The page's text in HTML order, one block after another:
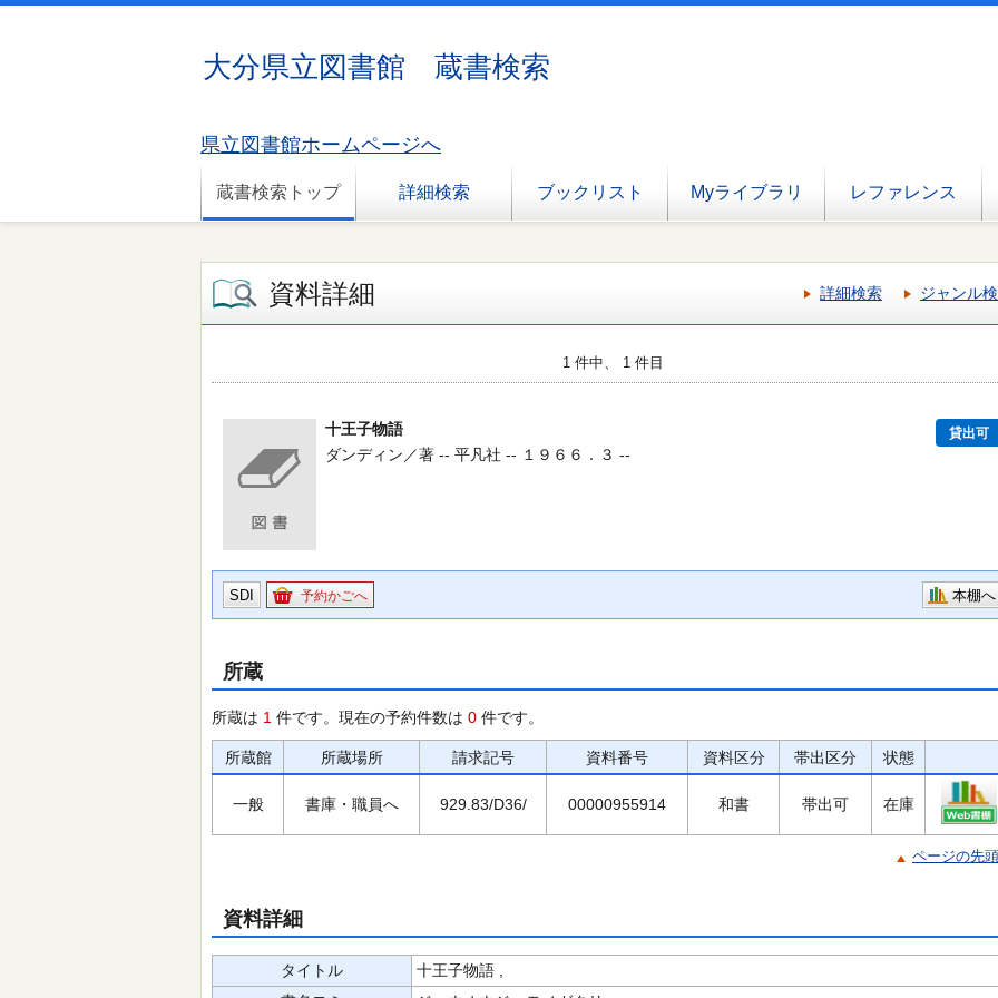
大分県立図書館 蔵書検索
県立図書館ホームページへ
蔵書検索トップ 詳細検索 ブックリスト Myライブラリ レファレンス
資料詳細 詳細検索 ジャンル
1 件中、 1 件目
十王子物語 貸出可
ダンディン／著 -- 平凡社 -- １９６６．３ --
SDI 予約かごへ 本棚へ
所蔵
所蔵は 1 件です。現在の予約件数は 0 件です。
所蔵館 所蔵場所 請求記号 資料番号 資料区分 帯出区分 状態
一般 書庫・職員へ 929.83/D36/ 00000955914 和書 帯出可 在庫
ページの先
資料詳細
タイトル
十王子物語 ,